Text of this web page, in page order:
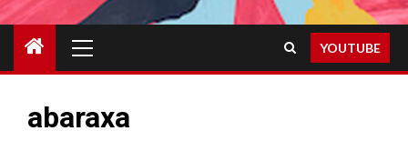
Menu
YOUTUBE
abaraxa